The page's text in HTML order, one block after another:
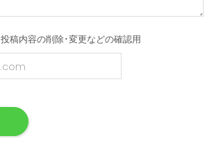
投稿内容の削除･変更などの確認用